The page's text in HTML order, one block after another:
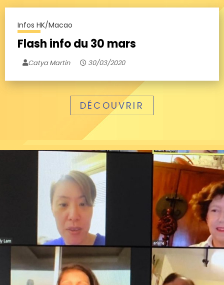
Infos HK/Macao
Flash info du 30 mars
Catya Martin 30/03/2020
DÉCOUVRIR